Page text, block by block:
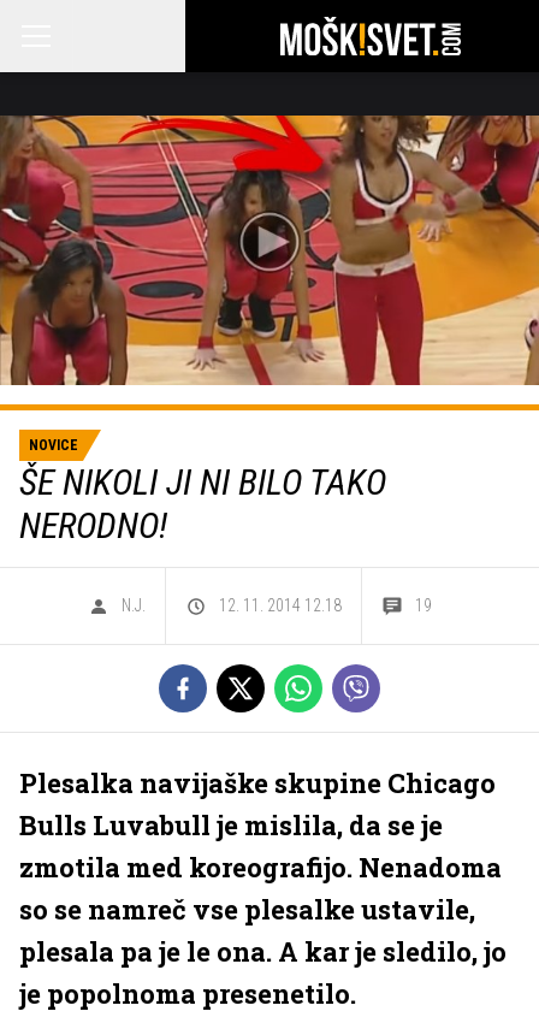
NOVICE
ŠE NIKOLI JI NI BILO TAKO
NERODNO!
N.J. 12. 11. 2014 12.18 19
Plesalka navijaške skupine Chicago
Bulls Luvabull je mislila, da se je
zmotila med koreografijo. Nenadoma
so se namreč vse plesalke ustavile,
plesala pa je le ona. A kar je sledilo, jo
je popolnoma presenetilo.